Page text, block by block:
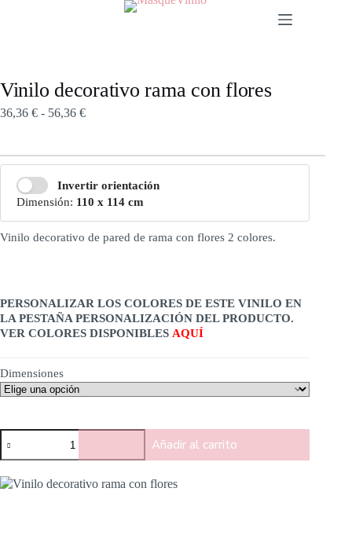
Vinilo decorativo rama con flores
36,36 € - 56,36 €
Invertir orientación
Dimensión: 110 x 114 cm
Vinilo decorativo de pared de rama con flores 2 colores.
PERSONALIZAR LOS COLORES DE ESTE VINILO EN
LA PESTAÑA PERSONALIZACIÓN DEL PRODUCTO.
VER COLORES DISPONIBLES AQUÍ
Dimensiones
Añadir al carrito